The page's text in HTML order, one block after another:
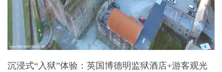
沉浸式“入狱”体验：英国博德明监狱酒店+游客观光